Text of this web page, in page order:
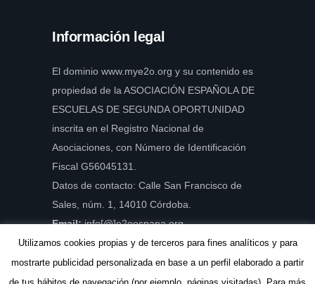
Información legal
El dominio www.mye2o.org y su contenido es
propiedad de la ASOCIACIÓN ESPAÑOLA DE
ESCUELAS DE SEGUNDA OPORTUNIDAD
inscrita en el Registro Nacional de
Asociaciones, con Número de Identificación
Fiscal G56045131.
Datos de contacto: Calle San Francisco de
Sales, núm. 1, 14010 Córdoba.
Email:info[@]e2oespana.org.
Utilizamos cookies propias y de terceros para fines analíticos y para
mostrarte publicidad personalizada en base a un perfil elaborado a partir